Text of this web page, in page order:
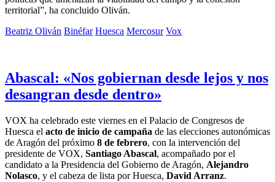
territorial”, ha concluido Oliván.
Beatriz Oliván Binéfar Huesca Mercosur Vox
Abascal: «Nos gobiernan desde lejos y nos
desangran desde dentro»
VOX ha celebrado este viernes en el Palacio de Congresos de
Huesca el acto de inicio de campaña de las elecciones autonómicas
de Aragón del próximo 8 de febrero, con la intervención del
presidente de VOX, Santiago Abascal, acompañado por el
candidato a la Presidencia del Gobierno de Aragón, Alejandro
Nolasco, y el cabeza de lista por Huesca, David Arranz.